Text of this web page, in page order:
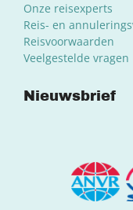
Onze reisexperts
Reis- en
Reisvoorwaarden
Veelgestelde vragen
Nieuwsbrief